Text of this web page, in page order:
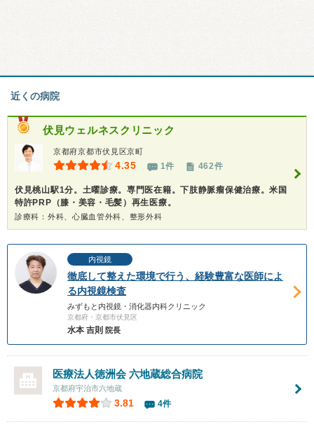
近くの病院
伏見ウェルネスクリニック
京都府京都市伏見区京町
4.35 1件 462件
伏見桃山駅1分。土曜診療。専門医在籍。下肢静脈瘤保健治療。米国
特許PRP（膝・美容・毛髪）再生医療。
診療科：外科、心臓血管外科、整形外科
内視鏡
徹底して整えた環境で行う、経験豊富な医師によ
る内視鏡検査
みずもと内視鏡・消化器内科クリニック
京都府・京都市伏見区
水本 吉則 院長
医療法人徳洲会 六地蔵総合病院
京都府宇治市六地蔵
3.81 4件